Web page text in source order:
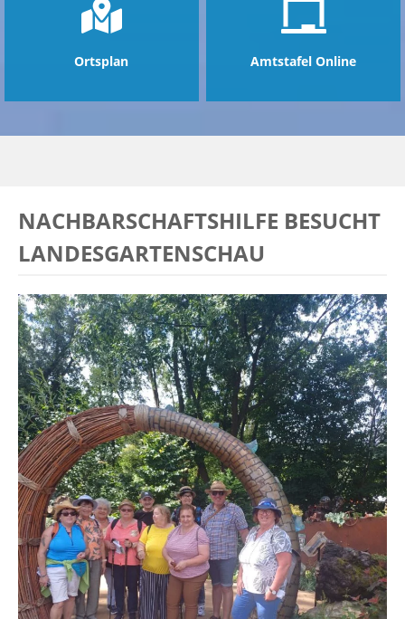
Ortsplan Amtstafel Online
NACHBARSCHAFTSHILFE BESUCHT
LANDESGARTENSCHAU